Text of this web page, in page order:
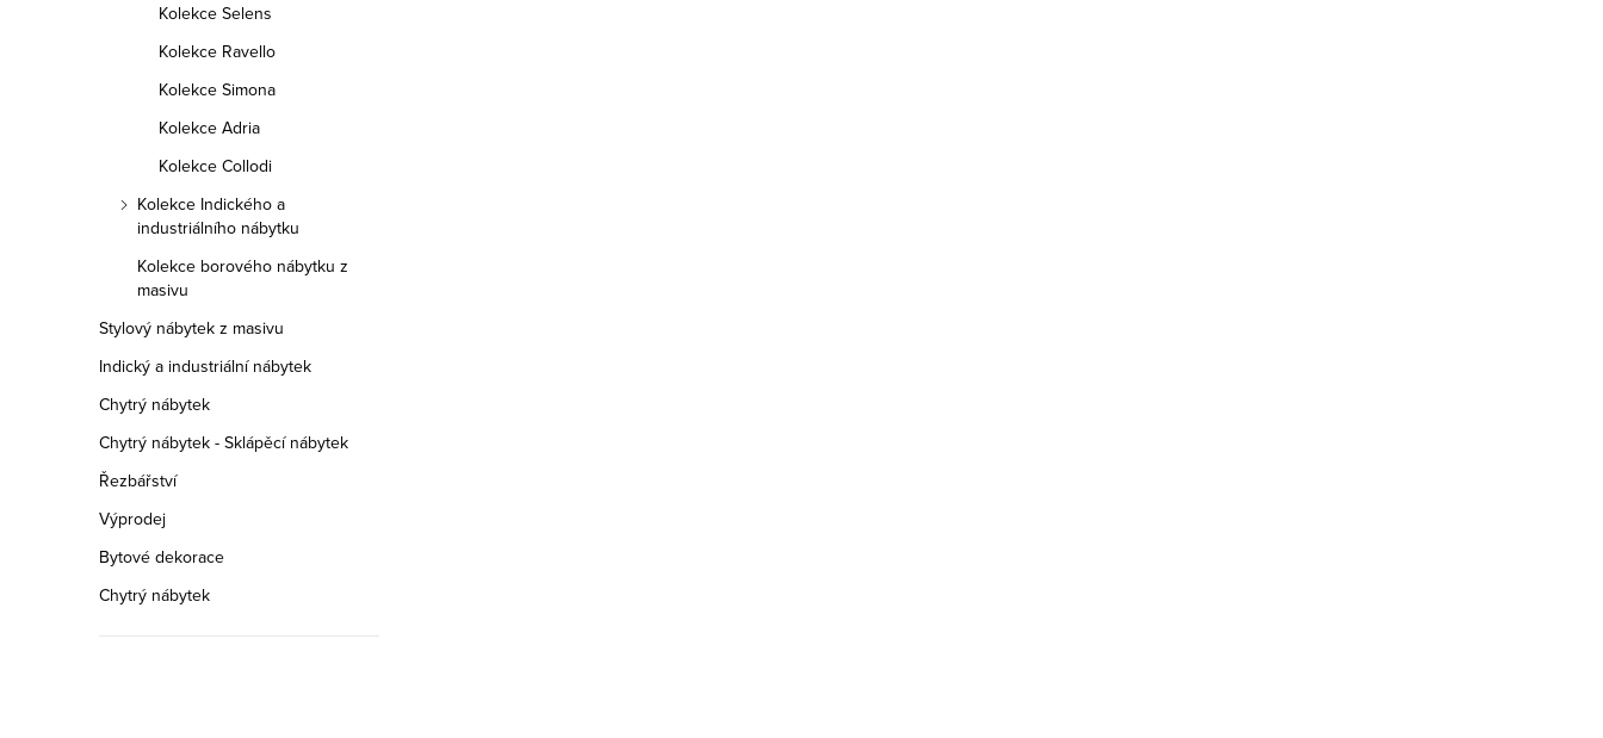
Kolekce Selens
Kolekce Ravello
Kolekce Simona
Kolekce Adria
Kolekce Collodi
Kolekce Indického a
industriálního nábytku
Kolekce borového nábytku z
masivu
Stylový nábytek z masivu
Indický a industriální nábytek
Chytrý nábytek
Chytrý nábytek - Sklápěcí nábytek
Řezbářství
Výprodej
Bytové dekorace
Chytrý nábytek